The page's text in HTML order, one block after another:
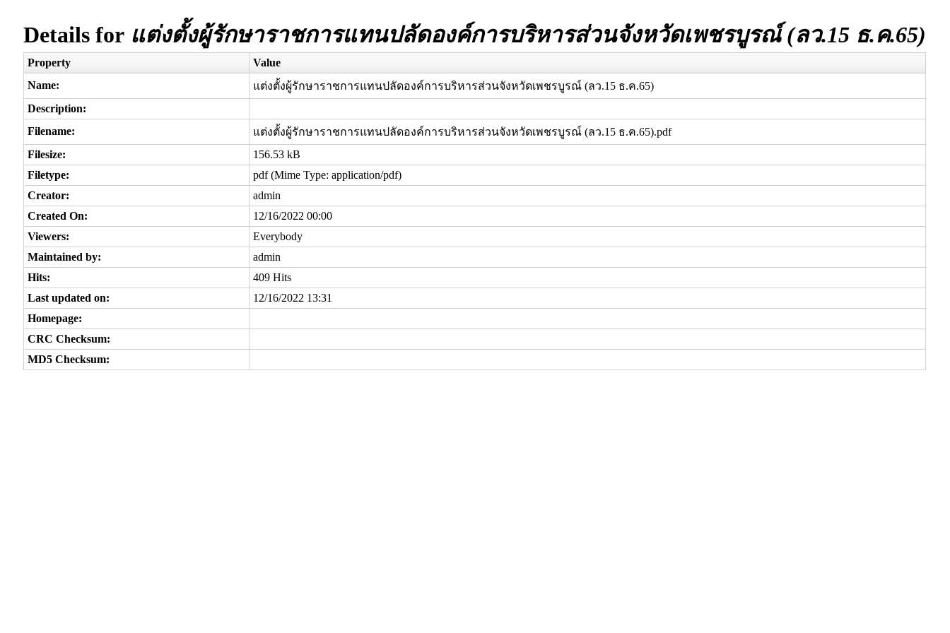
Details for แต่งตั้งผู้รักษาราชการแทนปลัดองค์การบริหารส่วนจังหวัดเพชรบูรณ์ (ลว.15 ธ.ค.65)
Property
Value
Name:
แต่งตั้งผู้รักษาราชการแทนปลัดองค์การบริหารส่วนจังหวัดเพชรบูรณ์ (ลว.15 ธ.ค.65)
Description:
Filename:
แต่งตั้งผู้รักษาราชการแทนปลัดองค์การบริหารส่วนจังหวัดเพชรบูรณ์ (ลว.15 ธ.ค.65).pdf
Filesize:
156.53 kB
Filetype:
pdf (Mime Type: application/pdf)
Creator:
admin
Created On:
12/16/2022 00:00
Viewers:
Everybody
Maintained by:
admin
Hits:
409 Hits
Last updated on:
12/16/2022 13:31
Homepage:
CRC Checksum:
MD5 Checksum: